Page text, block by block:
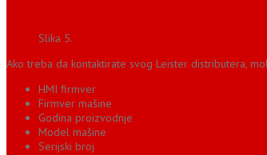
Slika 5.
Ako treba da kontaktirate svog Leister distributera,
HMI firmver
Firmver mašine
Godina proizvodnje
Model mašine
Serijski broj